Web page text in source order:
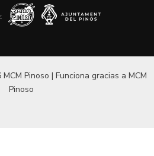
Pinoso | Funciona gracias a MCM
Pinoso